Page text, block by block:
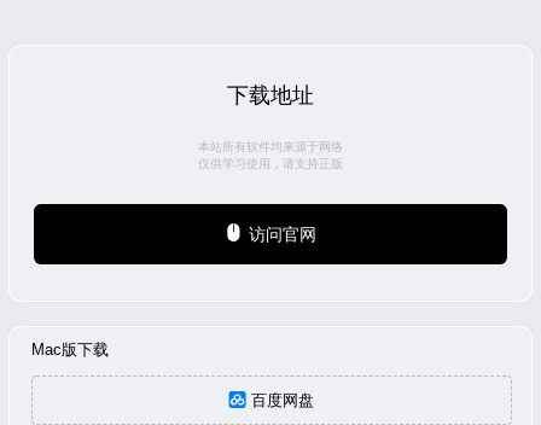
下载地址
本站所有软件均来源于网络
仅供学习使用，请支持正版
访问官网
Mac版下载
百度网盘